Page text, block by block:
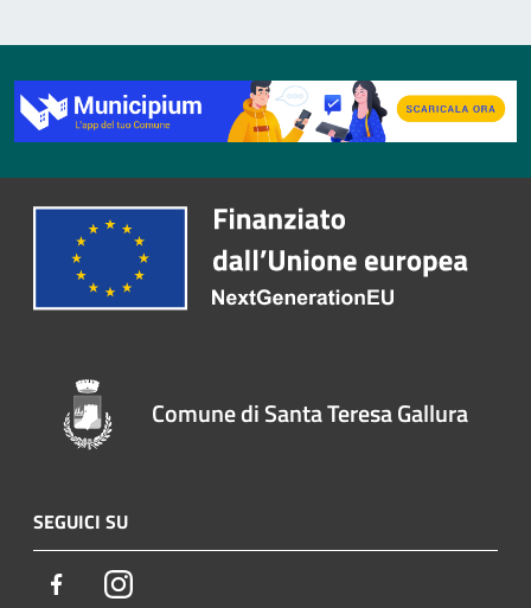
Comune di Santa Teresa Gallura
SEGUICI SU
FacebookInstagram